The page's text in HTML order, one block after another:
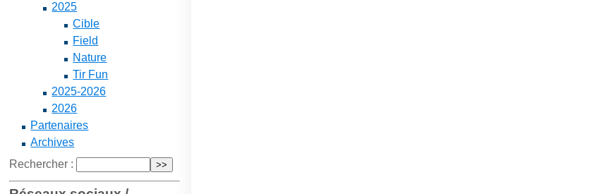
2025
Cible
Field
Nature
Tir Fun
2025-2026
2026
Partenaires
Archives
Rechercher :